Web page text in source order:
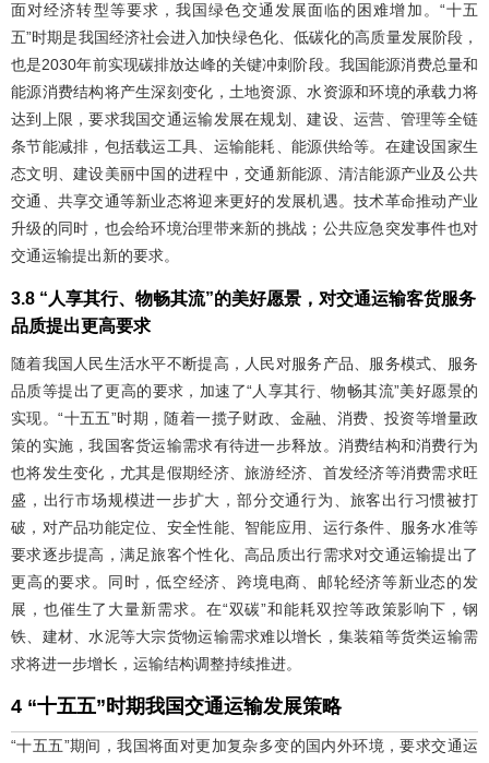
面对经济转型等要求，我国绿色交通发展面临的困难增加。“十五
五”时期是我国经济社会进入加快绿色化、低碳化的高质量发展阶段，
也是2030年前实现碳排放达峰的关键冲刺阶段。我国能源消费总量和
能源消费结构将产生深刻变化，土地资源、水资源和环境的承载力将
达到上限，要求我国交通运输发展在规划、建设、运营、管理等全链
条节能减排，包括载运工具、运输能耗、能源供给等。在建设国家生
态文明、建设美丽中国的进程中，交通新能源、清洁能源产业及公共
交通、共享交通等新业态将迎来更好的发展机遇。技术革命推动产业
升级的同时，也会给环境治理带来新的挑战；公共应急突发事件也对
交通运输提出新的要求。
3.8 “人享其行、物畅其流”的美好愿景，对交通运输客货服务
品质提出更高要求
随着我国人民生活水平不断提高，人民对服务产品、服务模式、服务
品质等提出了更高的要求，加速了“人享其行、物畅其流”美好愿景的
实现。“十五五”时期，随着一揽子财政、金融、消费、投资等增量政
策的实施，我国客货运输需求有待进一步释放。消费结构和消费行为
也将发生变化，尤其是假期经济、旅游经济、首发经济等消费需求旺
盛，出行市场规模进一步扩大，部分交通行为、旅客出行习惯被打
破，对产品功能定位、安全性能、智能应用、运行条件、服务水准等
要求逐步提高，满足旅客个性化、高品质出行需求对交通运输提出了
更高的要求。同时，低空经济、跨境电商、邮轮经济等新业态的发
展，也催生了大量新需求。在“双碳”和能耗双控等政策影响下，钢
铁、建材、水泥等大宗货物运输需求难以增长，集装箱等货类运输需
求将进一步增长，运输结构调整持续推进。
4 “十五五”时期我国交通运输发展策略
“十五五”期间，我国将面对更加复杂多变的国内外环境，要求交通运